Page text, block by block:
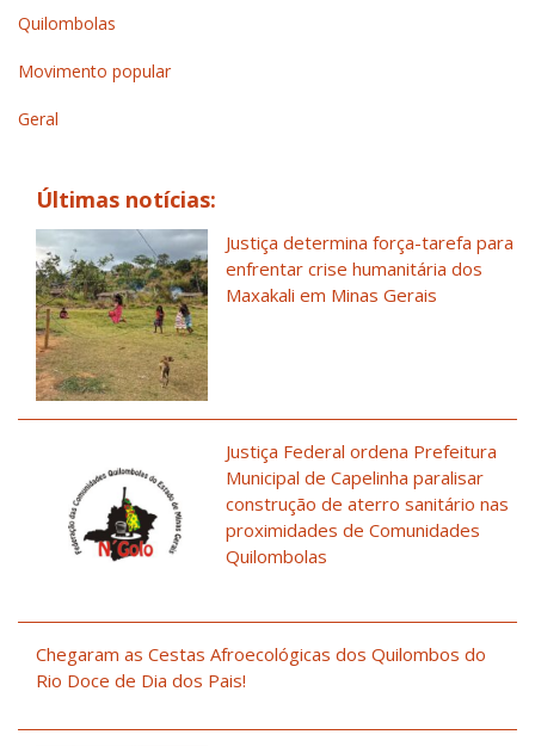
Quilombolas
Movimento popular
Geral
Últimas notícias:
Justiça determina força-tarefa para
enfrentar crise humanitária dos
Maxakali em Minas Gerais
Justiça Federal ordena Prefeitura
Municipal de Capelinha paralisar
construção de aterro sanitário nas
proximidades de Comunidades
Quilombolas
Chegaram as Cestas Afroecológicas dos Quilombos do
Rio Doce de Dia dos Pais!